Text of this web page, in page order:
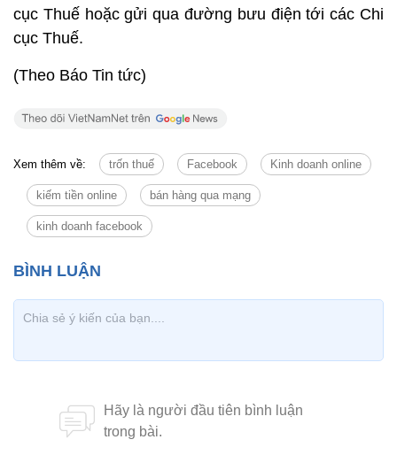
cục Thuế hoặc gửi qua đường bưu điện tới các Chi
cục Thuế.
(Theo Báo Tin tức)
Xem thêm về: trốn thuế Facebook Kinh doanh online
kiếm tiền online bán hàng qua mạng
kinh doanh facebook